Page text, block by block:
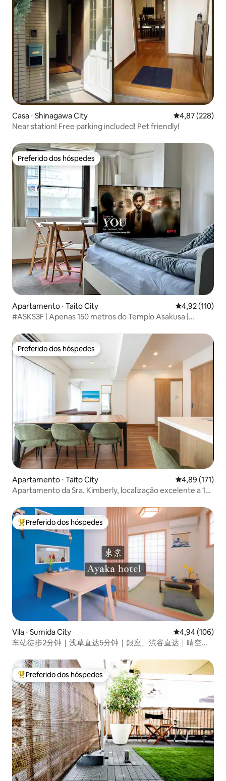
Casa ⋅ Shinagawa City 4,87 de uma
4,87 (228)
Near station! Free parking included! Pet friendly!
Preferido dos hóspedes
Preferido dos hóspedes
Apartamento ⋅ Taito City 4,92 de uma
4,92 (110)
#ASKS3F | Apenas 150 metros do Templo Asakusa |
Preferido dos hóspedes
Preferido dos hóspedes
Apartamento ⋅ Taito City 4,89 de uma
4,89 (171)
Apartamento da Sra. Kimberly, localização excelente a 1
Entre os melhores preferidos dos hóspedes
Preferido dos hóspedes
Vila ⋅ Sumida City 4,94 de uma
4,94 (106)
车站徒步2分钟｜浅草直达5分钟｜銀座、渋谷直达｜晴空塔
Entre os melhores preferidos dos hóspedes
Preferido dos hóspedes